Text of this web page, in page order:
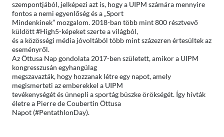
szempontjából, jelképezi azt is, hogy a UIPM számára mennyire
fontos a nemi egyenlőség és a „Sport
Mindenkinek” mozgalom. 2018-ban több mint 800 résztvevő
küldött #High5-képeket szerte a világból,
és a közösségi média jóvoltából több mint százezren értesültek az
eseményről.
Az Öttusa Nap gondolata 2017-ben született, amikor a UIPM
kongresszusán egyhangúlag
megszavazták, hogy hozzanak létre egy napot, amely
megismerteti az emberekkel a UIPM
tevékenységét és ünnepli a sportág büszke örökségét. Így hívták
életre a Pierre de Coubertin Öttusa
Napot (#PentathlonDay).